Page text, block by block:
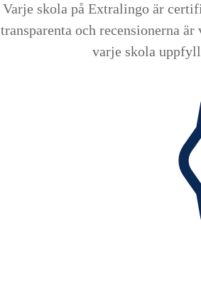
Varje skola på Extralingo är
transparenta och recensionerna
varje skola